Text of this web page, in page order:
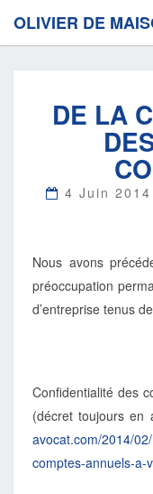
OLIVIER DE
DE LA
4 Juin 2014
Nous avons
préoccupation
d’entreprise tenus
Confidentialité des
(décret toujours en
avocat.com/2014/
comptes-annuels-a-